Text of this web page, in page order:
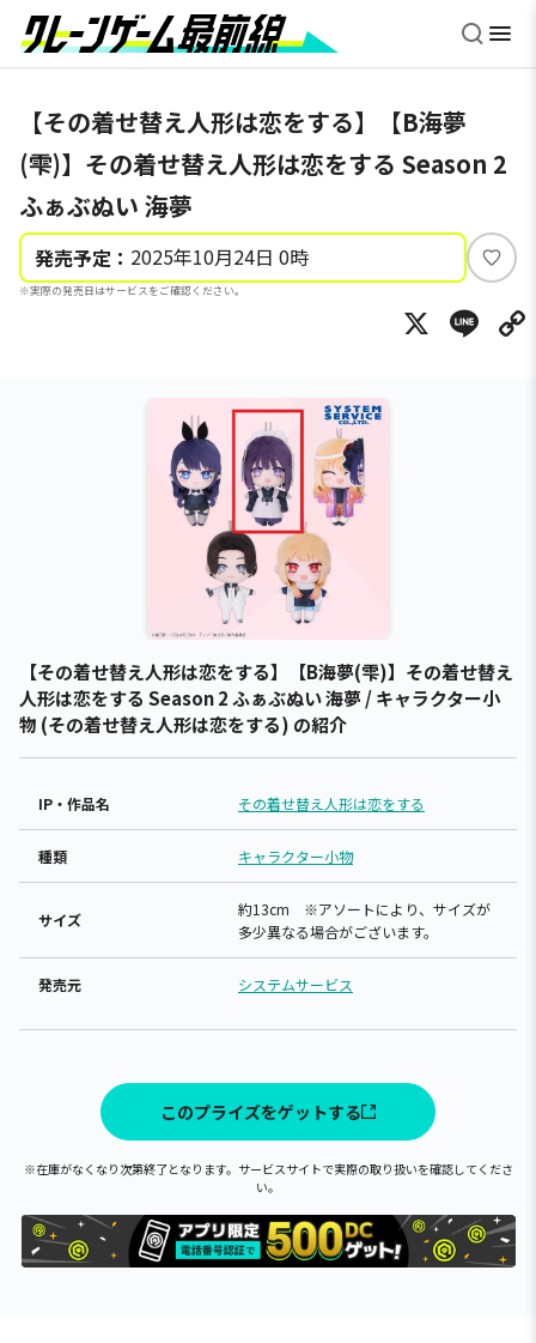
【その着せ替え人形は恋をする】【B海夢
(雫)】その着せ替え人形は恋をする Season 2
ふぁぶぬい 海夢
発売予定： 2025年10月24日 0時
※実際の発売日はサービスをご確認ください。
い
ね
X
【その着せ替え人形は恋をする】【B海夢(雫)】その着せ替え
人形は恋をする Season 2 ふぁぶぬい 海夢 / キャラクター小
物 (その着せ替え人形は恋をする) の紹介
IP・作品名 その着せ替え人形は恋をする
種類 キャラクター小物
サイズ
約13cm ※アソートにより、サイズが
多少異なる場合がございます。
発売元 システムサービス
このプライズをゲットする
※在庫がなくなり次第終了となります。サービスサイトで実際の取り扱いを確認してくださ
い。